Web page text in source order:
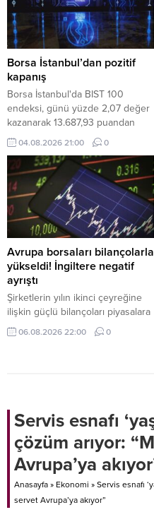
Borsa İstanbul’dan pozitif
kapanış
Borsa İstanbul'da BIST 100
endeksi, günü yüzde 2,07 değer
kazanarak 13.687,93 puandan
tamamladı.
04.08.2026 21:00 0
Avrupa borsaları bilançolarla
yükseldi! İngiltere negatif
ayrıştı
Şirketlerin yılın ikinci çeyreğine
ilişkin güçlü bilançoları piyasalara
pozitif yansımaya devam ediyor.
Güçlü şirket bilançolarının
06.08.2026 22:00 0
Servis esnafı
çözüm arıyor:
Avrupa’ya
Anasayfa » Ekonomi » Servis esnafı
servet Avrupa’ya akıyor”